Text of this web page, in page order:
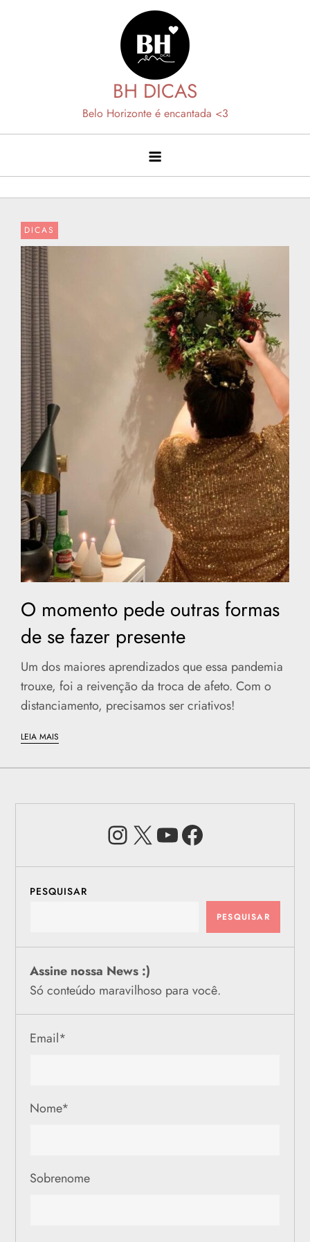
BH DICAS
Belo Horizonte é encantada <3
DICAS
O momento pede outras formas
de se fazer presente
Um dos maiores aprendizados que essa pandemia
trouxe, foi a reivenção da troca de afeto. Com o
distanciamento, precisamos ser criativos!
LEIA MAIS
Instagram
X Youtube
PESQUISAR
PESQUISAR
Assine nossa News :)
Só conteúdo maravilhoso para você.
Email*
Nome*
Sobrenome